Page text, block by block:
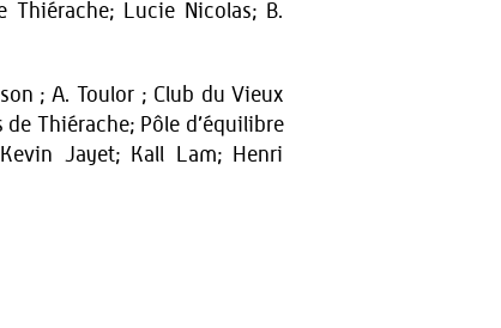
Thiérache; Lucie Nicolas; B.
; A. Toulor ; Club du Vieux
Thiérache; Pôle d’équilibre
Jayet; Kall Lam; Henri